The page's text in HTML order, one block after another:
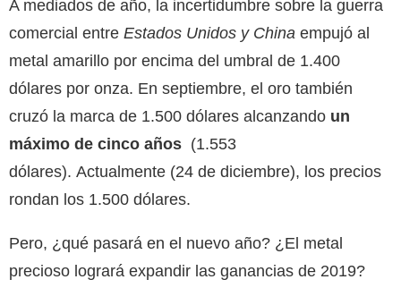
A mediados de año, la incertidumbre sobre la guerra
comercial entre Estados Unidos y China empujó al
metal amarillo por encima del umbral de 1.400
dólares por onza. En septiembre, el oro también
cruzó la marca de 1.500 dólares alcanzando un
máximo de cinco años (1.553
dólares). Actualmente (24 de diciembre), los precios
rondan los 1.500 dólares.
Pero, ¿qué pasará en el nuevo año? ¿El metal
precioso logrará expandir las ganancias de 2019?